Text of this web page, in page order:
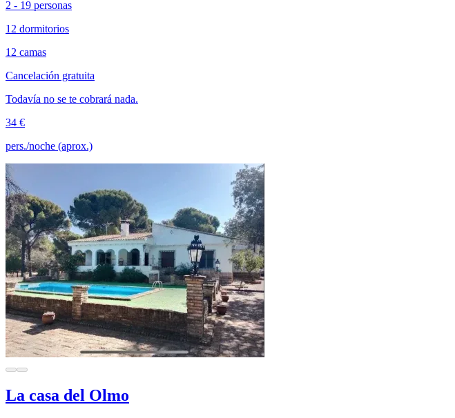
2 - 19 personas
12 dormitorios
12 camas
Cancelación gratuita
Todavía no se te cobrará nada.
34 €
pers./noche (aprox.)
La casa del Olmo